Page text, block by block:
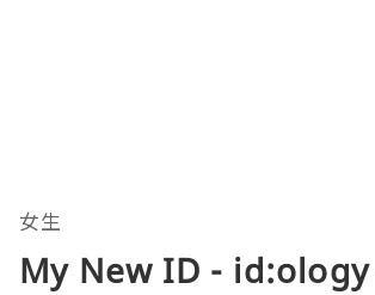
女生
My New ID - id:ology